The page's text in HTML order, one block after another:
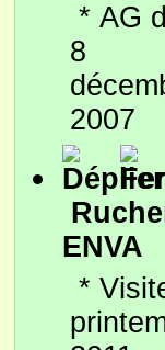
* AG
8
2007
ENVA
*